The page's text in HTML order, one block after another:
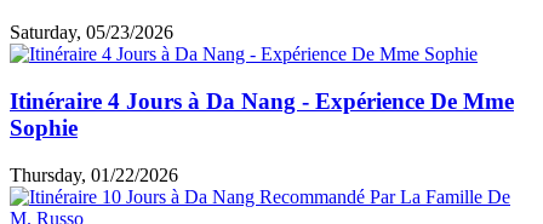
Saturday, 05/23/2026
Itinéraire 4 Jours à Da Nang - Expérience De Mme
Sophie
Thursday, 01/22/2026